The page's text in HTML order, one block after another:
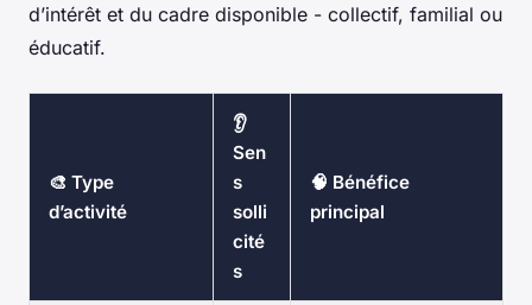
d’intérêt et du cadre disponible - collectif, familial ou
éducatif.
🎨 Type
d’activité
👂
Sen
s
solli
cité
s
🧠 Bénéfice
principal